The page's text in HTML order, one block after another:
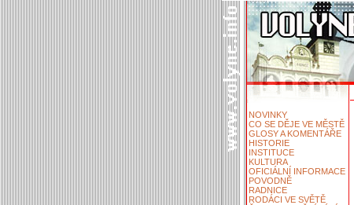
NOVINKY
CO SE DĚJE VE MĚSTĚ
GLOSY A KOMENTÁŘE
HISTORIE
INSTITUCE
KULTURA
OFICIÁLNÍ INFORMACE
POVODNĚ
RADNICE
RODÁCI VE SVĚTĚ